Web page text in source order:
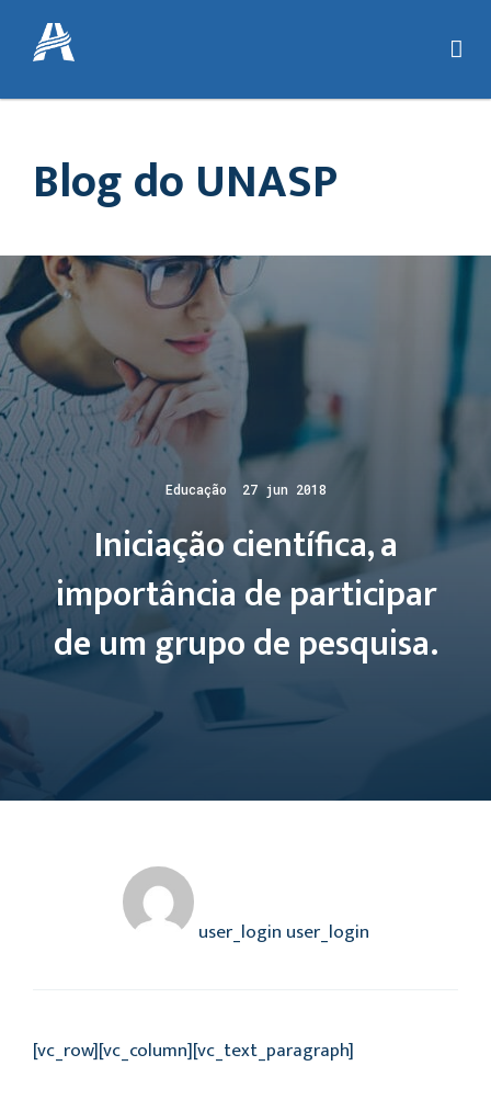
Blog do UNASP
Educação 27 jun 2018
Iniciação científica, a
importância de participar
de um grupo de pesquisa.
user_login user_login
[vc_row][vc_column][vc_text_paragraph]